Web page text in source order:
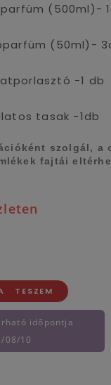
(500ml)-
(50ml)-
-1 db
tasak -1db
szolgál, a
fajtái
TESZEM
időpontja
08/10